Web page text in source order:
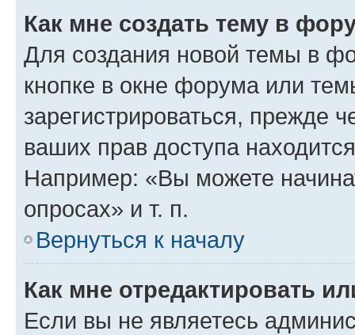
Как мне создать тему в
Для создания новой темы в
кнопке в окне форума или
зарегистрироваться, прежде
ваших прав доступа
Например: «Вы можете
опросах» и т. п.
Вернуться к началу
Как мне отредактировать
Если вы не являетесь